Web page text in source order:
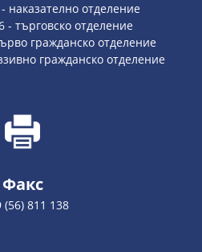
наказателно отделение
- търговско отделение
гражданско отделение
гражданско отделение
Факс
(56) 811 138